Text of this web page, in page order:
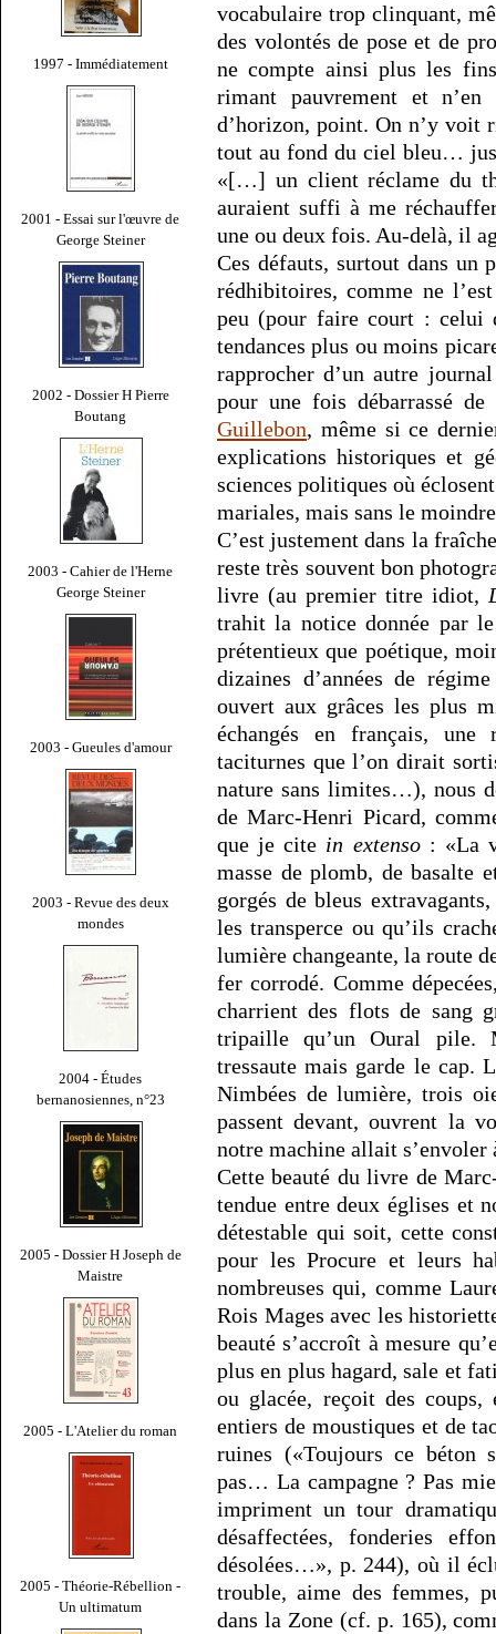
1997 - Immédiatement
2001 - Essai sur l'œuvre de
George Steiner
2002 - Dossier H Pierre
Boutang
2003 - Cahier de l'Herne
George Steiner
2003 - Gueules d'amour
2003 - Revue des deux
mondes
2004 - Études
bernanosiennes, n°23
2005 - Dossier H Joseph de
Maistre
2005 - L'Atelier du roman
2005 - Théorie-Rébellion -
Un ultimatum
vocabulaire trop clinquant,
des volontés de pose et de
ne compte ainsi plus les
rimant pauvrement et
d’horizon, point. On n’y
tout au fond du ciel bleu…
«[…] un client réclame du
auraient suffi à me
une ou deux fois. Au-delà, il
Ces défauts, surtout dans un
rédhibitoires, comme ne
peu (pour faire court :
tendances plus ou moins
rapprocher d’un autre
pour une fois débarrassé
Guillebon, même si ce
explications historiques et
sciences politiques où
mariales, mais sans le
C’est justement dans la
reste très souvent bon
livre (au premier titre idiot,
trahit la notice donnée par
prétentieux que poétique,
dizaines d’années de
ouvert aux grâces les plus
échangés en français, une
taciturnes que l’on dirait
nature sans limites…), nous
de Marc-Henri Picard,
que je cite in extenso: «La
masse de plomb, de basalte
gorgés de bleus
les transperce ou qu’ils
lumière changeante, la route
fer corrodé. Comme
charrient des flots de sang
tripaille qu’un Oural pile.
tressaute mais garde le cap.
Nimbées de lumière, trois
passent devant, ouvrent la
notre machine allait
Cette beauté du livre de
tendue entre deux églises et
détestable qui soit, cette
pour les Procure et leurs
nombreuses qui, comme
Rois Mages avec les
beauté s’accroît à mesure
plus en plus hagard, sale et
ou glacée, reçoit des coups,
entiers de moustiques et de
ruines («Toujours ce béton
pas… La campagne ? Pas
impriment un tour
désaffectées, fonderies
désolées…», p. 244), où il
trouble, aime des femmes,
dans la Zone (cf. p. 165),